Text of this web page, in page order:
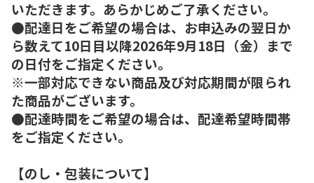
いただきます。あらかじめご了承ください。
●配達日をご希望の場合は、お申込みの翌日か
ら数えて10日目以降2026年9月18日（金）まで
の日付をご指定ください。
※一部対応できない商品及び対応期間が限られ
た商品がございます。
●配達時間をご希望の場合は、配達希望時間帯
をご指定ください。
【のし・包装について】